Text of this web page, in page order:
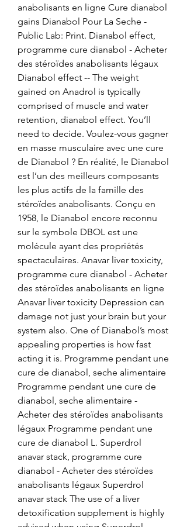
anabolisants en ligne Cure dianabol
gains Dianabol Pour La Seche -
Public Lab: Print. Dianabol effect,
programme cure dianabol - Acheter
des stéroïdes anabolisants légaux
Dianabol effect -- The weight
gained on Anadrol is typically
comprised of muscle and water
retention, dianabol effect. You’ll
need to decide. Voulez-vous gagner
en masse musculaire avec une cure
de Dianabol ? En réalité, le Dianabol
est l’un des meilleurs composants
les plus actifs de la famille des
stéroïdes anabolisants. Conçu en
1958, le Dianabol encore reconnu
sur le symbole DBOL est une
molécule ayant des propriétés
spectaculaires. Anavar liver toxicity,
programme cure dianabol - Acheter
des stéroïdes anabolisants en ligne
Anavar liver toxicity Depression can
damage not just your brain but your
system also. One of Dianabol’s most
appealing properties is how fast
acting it is. Programme pendant une
cure de dianabol, seche alimentaire
Programme pendant une cure de
dianabol, seche alimentaire -
Acheter des stéroïdes anabolisants
légaux Programme pendant une
cure de dianabol L. Superdrol
anavar stack, programme cure
dianabol - Acheter des stéroïdes
anabolisants légaux Superdrol
anavar stack The use of a liver
detoxification supplement is highly